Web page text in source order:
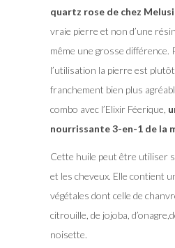
quartz rose de chez
vraie pierre et non d’une
même une grosse différence.
l’utilisation la pierre est plutôt
franchement bien plus
combo avec l’Elixir Féerique,
nourrissante 3-en-1 de la
Cette huile peut être utiliser
et les cheveux. Elle contient
végétales dont celle de
citrouille, de jojoba,
noisette.